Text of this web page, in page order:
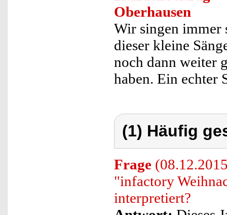
Oberhausen
Wir singen immer
dieser kleine
noch dann weiter
haben. Ein echter
(1) Häufig
Frage
"infactory
interpretiert?